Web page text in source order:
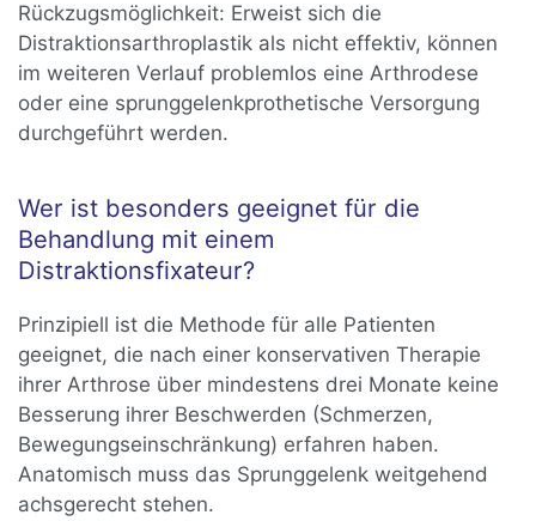
Rückzugsmöglichkeit: Erweist sich die
Distraktionsarthroplastik als nicht effektiv, können
im weiteren Verlauf problemlos eine Arthrodese
oder eine sprunggelenkprothetische Versorgung
durchgeführt werden.
Wer ist besonders geeignet für die
Behandlung mit einem
Distraktionsfixateur?
Prinzipiell ist die Methode für alle Patienten
geeignet, die nach einer konservativen Therapie
ihrer Arthrose über mindestens drei Monate keine
Besserung ihrer Beschwerden (Schmerzen,
Bewegungseinschränkung) erfahren haben.
Anatomisch muss das Sprunggelenk weitgehend
achsgerecht stehen.